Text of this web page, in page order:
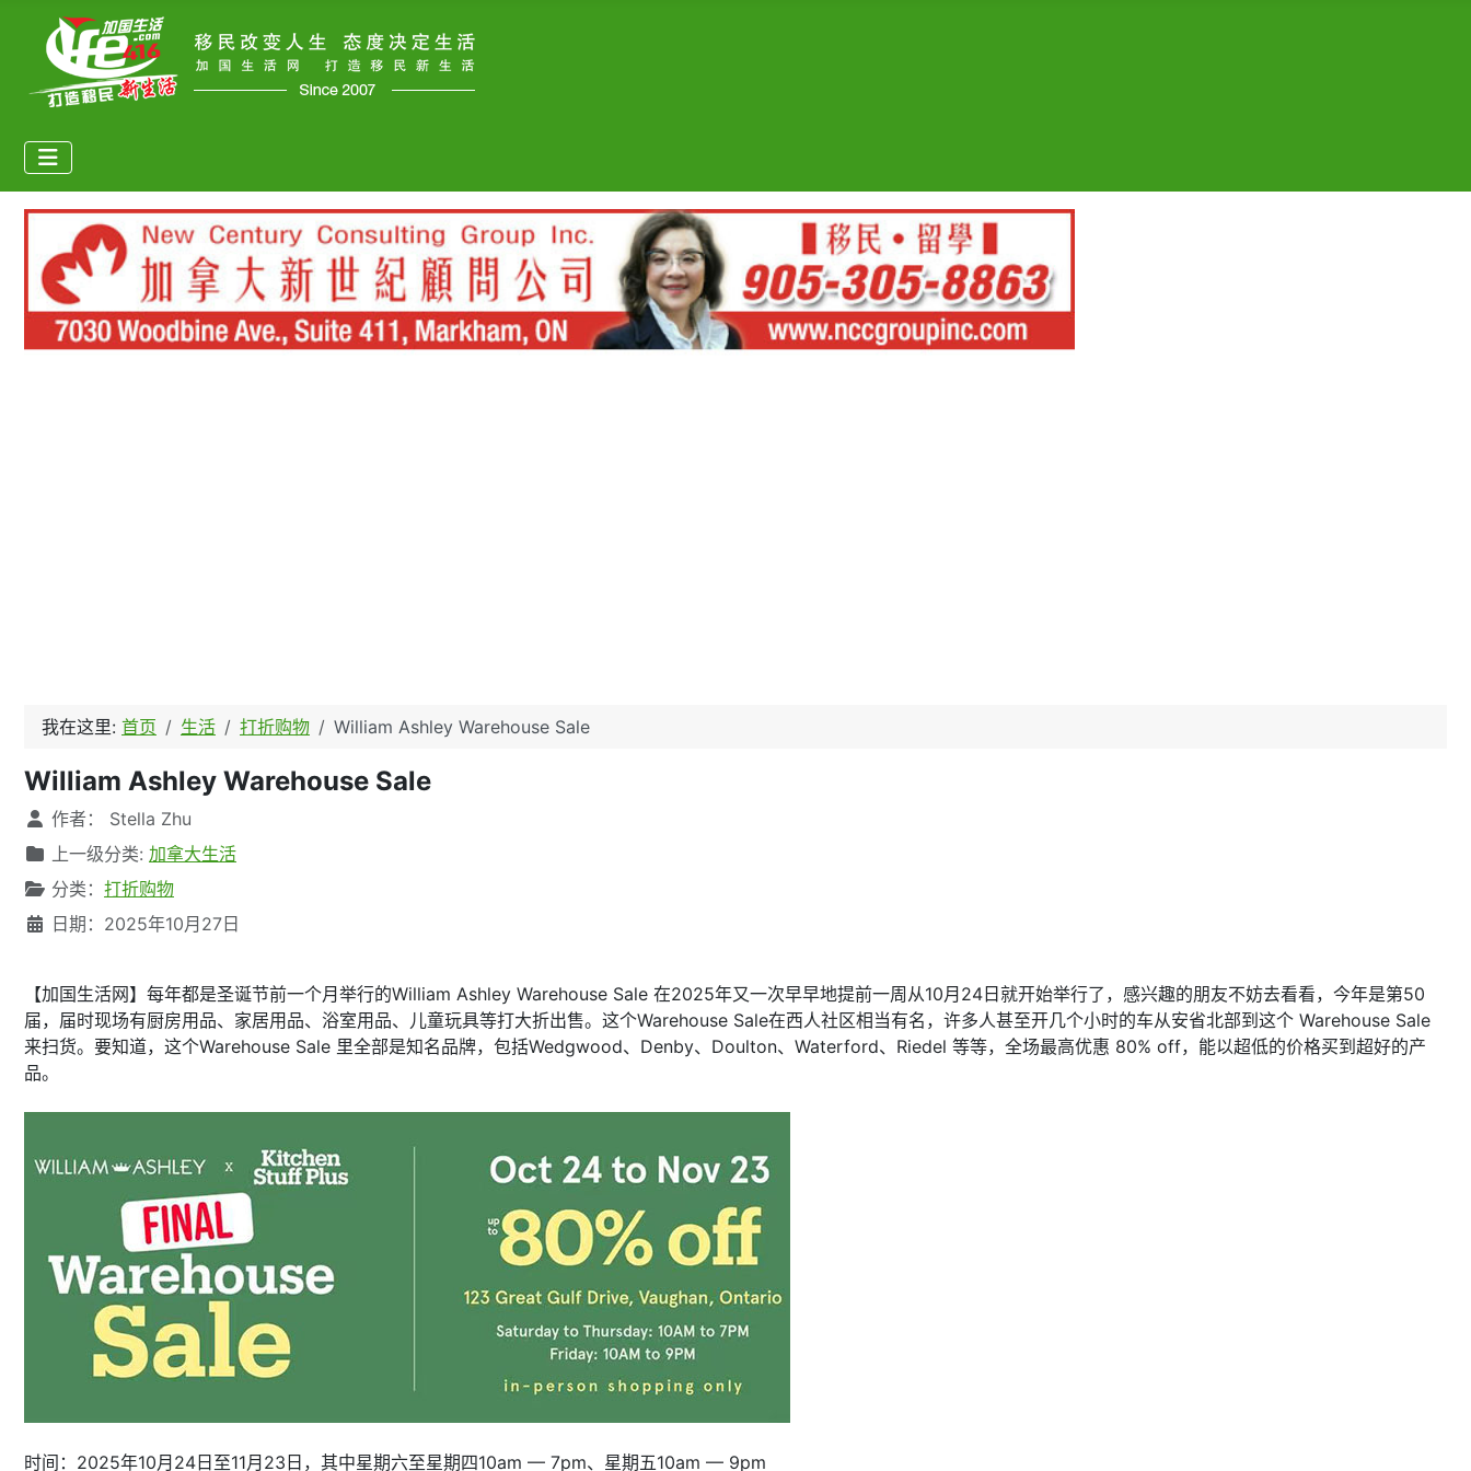
我在这里: 首页 生活 打折购物 William Ashley Warehouse Sale
William Ashley Warehouse Sale
文章信息
作者： Stella Zhu
上一级分类: 加拿大生活
分类： 打折购物
日期：2025年10月27日
【加国生活网】每年都是圣诞节前一个月举行的William Ashley Warehouse Sale 在2025年又一次早早地提前一周从10月24日就开始举行了，感兴趣的朋友不妨去看看，今年是第50
届，届时现场有厨房用品、家居用品、浴室用品、儿童玩具等打大折出售。这个Warehouse Sale在西人社区相当有名，许多人甚至开几个小时的车从安省北部到这个 Warehouse Sale
来扫货。要知道，这个Warehouse Sale 里全部是知名品牌，包括Wedgwood、Denby、Doulton、Waterford、Riedel 等等，全场最高优惠 80% off，能以超低的价格买到超好的产
品。
时间：2025年10月24日至11月23日，其中星期六至星期四10am — 7pm、星期五10am — 9pm